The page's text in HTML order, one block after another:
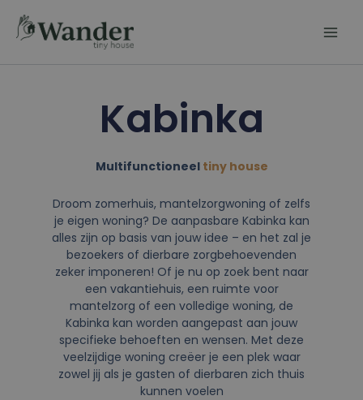
naar
Kabinka
Multifunctioneel tiny house
Droom zomerhuis, mantelzorgwoning of zelfs
je eigen woning? De aanpasbare Kabinka kan
alles zijn op basis van jouw idee – en het zal je
bezoekers of dierbare zorgbehoevenden
zeker imponeren! Of je nu op zoek bent naar
een vakantiehuis, een ruimte voor
mantelzorg of een volledige woning, de
Kabinka kan worden aangepast aan jouw
specifieke behoeften en wensen. Met deze
veelzijdige woning creëer je een plek waar
zowel jij als je gasten of dierbaren zich thuis
kunnen voelen